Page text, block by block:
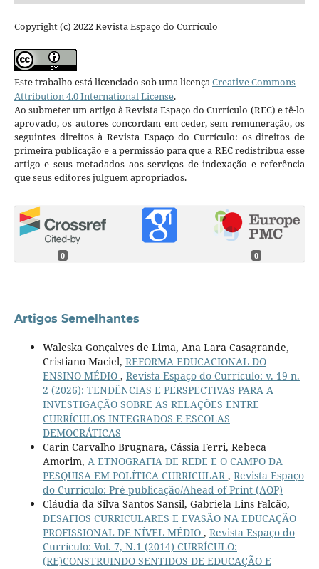
Copyright (c) 2022 Revista Espaço do Currículo
Este trabalho está licenciado sob uma licençaCreative Commons
Attribution 4.0 International License.
Ao submeter um artigo à Revista Espaço do Currículo (REC) e tê-lo
aprovado, os autores concordam em ceder, sem remuneração, os
seguintes direitos à Revista Espaço do Currículo: os direitos de
primeira publicação e a permissão para que a REC redistribua esse
artigo e seus metadados aos serviços de indexação e referência
que seus editores julguem apropriados.
0 0
Artigos Semelhantes
Waleska Gonçalves de Lima, Ana Lara Casagrande,
Cristiano Maciel, REFORMA EDUCACIONAL DO
ENSINO MÉDIO , Revista Espaço do Currículo: v. 19 n.
2 (2026): TENDÊNCIAS E PERSPECTIVAS PARA A
INVESTIGAÇÃO SOBRE AS RELAÇÕES ENTRE
CURRÍCULOS INTEGRADOS E ESCOLAS
DEMOCRÁTICAS
Carin Carvalho Brugnara, Cássia Ferri, Rebeca
Amorim, A ETNOGRAFIA DE REDE E O CAMPO DA
PESQUISA EM POLÍTICA CURRICULAR , Revista Espaço
do Currículo: Pré-publicação/Ahead of Print (AOP)
Cláudia da Silva Santos Sansil, Gabriela Lins Falcão,
DESAFIOS CURRICULARES E EVASÃO NA EDUCAÇÃO
PROFISSIONAL DE NÍVEL MÉDIO , Revista Espaço do
Currículo: Vol. 7, N.1 (2014) CURRÍCULO:
(RE)CONSTRUINDO SENTIDOS DE EDUCAÇÃO E